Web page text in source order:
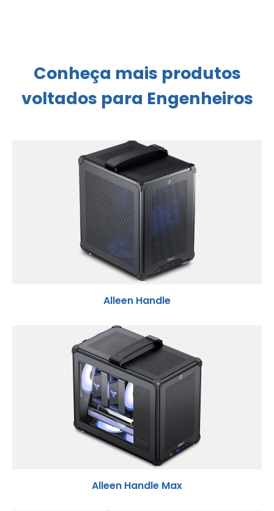
Conheça mais produtos
voltados para Engenheiros
Alleen Handle
Alleen Handle Max